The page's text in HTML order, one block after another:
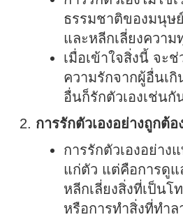
ธรรมชาติของมนุษ
และหลีกเลี่ยงความ
เมื่อเข้าใจสิ่งนี้ จะ
ความรักจากผู้อื่นเกิ
อื่นก็รักตัวเองเช่นกั
การรักตัวเองอย่างถูกต้อ
การรักตัวเองอย่าง
แก่ตัว แต่คือการดูแ
หลีกเลี่ยงสิ่งที่เป็นโ
หรือการทำสิ่งที่ทำ